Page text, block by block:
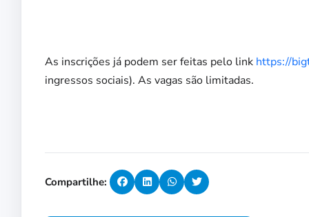
As inscrições já podem ser feitas pelo link https://
ingressos sociais). As vagas são limitadas.
Compartilhe: